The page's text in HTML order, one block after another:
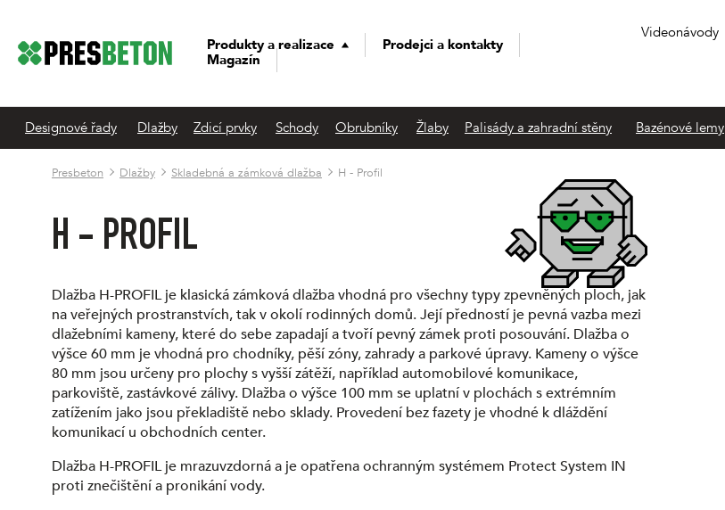
Produkty a realizace
Prodejci a kontakty
Magazín
Videonávody
Designové řady Dlažby Zdicí prvky Schody Obrubníky Žlaby Palisády a zahradní stěny Bazénové lemy
Presbeton Dlažby Skladebná a zámková dlažba H - Profil
H - PROFIL
Dlažba H-PROFIL je klasická zámková dlažba vhodná pro všechny typy zpevněných ploch, jak
na veřejných prostranstvích, tak v okolí rodinných domů. Její předností je pevná vazba mezi
dlažebními kameny, které do sebe zapadají a tvoří pevný zámek proti posouvání. Dlažba o
výšce 60 mm je vhodná pro chodníky, pěší zóny, zahrady a parkové úpravy. Kameny o výšce
80 mm jsou určeny pro plochy s vyšší zátěží, například automobilové komunikace,
parkoviště, zastávkové zálivy. Dlažba o výšce 100 mm se uplatní v plochách s extrémním
zatížením jako jsou překladiště nebo sklady. Provedení bez fazety je vhodné k dláždění
komunikací u obchodních center.
Dlažba H-PROFIL je mrazuvzdorná a je opatřena ochranným systémem Protect System IN
proti znečištění a pronikání vody.